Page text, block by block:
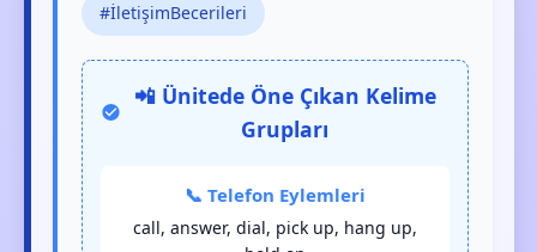
#İletişimBecerileri
📲 Ünitede Öne Çıkan Kelime
Grupları
📞 Telefon Eylemleri
call, answer, dial, pick up, hang up,